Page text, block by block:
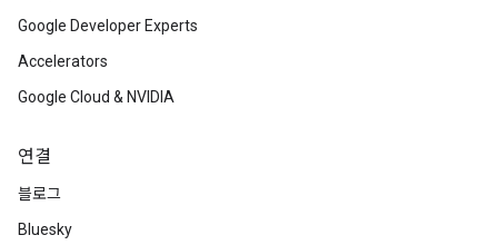
Google Developer Experts
Accelerators
Google Cloud & NVIDIA
연결
블로그
Bluesky